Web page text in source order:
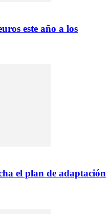
este año a los
el plan de adaptación